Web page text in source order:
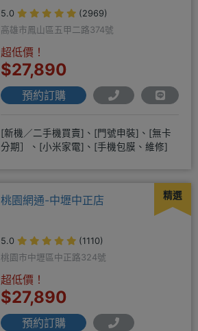
5.0
(2969)
高雄市鳳山區五甲二路374號
超低價！
$27,890
預約訂購
[新機／二手機買賣]、[門號申裝]、[無卡
分期］、[小米家電]、[手機包膜、維修]
精選
桃園網通-中壢中正店
5.0
(1110)
桃園市中壢區中正路324號
超低價！
$27,890
預約訂購